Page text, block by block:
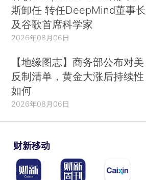
斯卸任 转任DeepMind董事长
及谷歌首席科学家
2026年08月06日
【地缘图志】商务部公布对美
反制清单，黄金大涨后持续性
如何
2026年08月06日
财新移动